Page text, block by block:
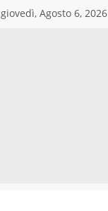
giovedì, Agosto 6, 2026